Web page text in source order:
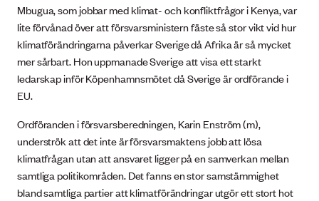
Mbugua, som jobbar med klimat- och konfliktfrågor i Kenya, var
lite förvånad över att försvarsministern fäste så stor vikt vid hur
klimatförändringarna påverkar Sverige då Afrika är så mycket
mer sårbart. Hon uppmanade Sverige att visa ett starkt
ledarskap inför Köpenhamnsmötet då Sverige är ordförande i
EU.
Ordföranden i försvarsberedningen, Karin Enström (m),
underströk att det inte är försvarsmaktens jobb att lösa
klimatfrågan utan att ansvaret ligger på en samverkan mellan
samtliga politikområden. Det fanns en stor samstämmighet
bland samtliga partier att klimatförändringar utgör ett stort hot